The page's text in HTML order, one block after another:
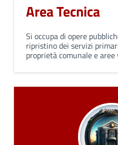
Area Tecnica
Si occupa di opere
ripristino dei servizi
proprietà comunale e
attività di protezione civile.